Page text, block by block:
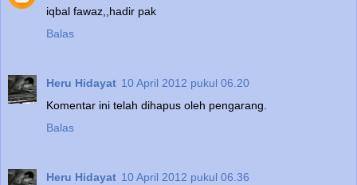
iqbal fawaz,,hadir pak
Balas
Heru Hidayat 10 April 2012 pukul 06.20
Komentar ini telah dihapus oleh pengarang.
Balas
Heru Hidayat 10 April 2012 pukul 06.36